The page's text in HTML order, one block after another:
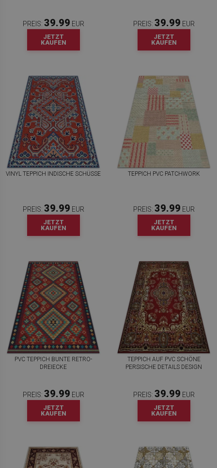
PREIS: 39.99 EUR
JETZT
KAUFEN
PREIS: 39.99 EUR
JETZT
KAUFEN
VINYL TEPPICH INDISCHE SCHÜSSE
PREIS: 39.99 EUR
JETZT
KAUFEN
TEPPICH PVC PATCHWORK
PREIS: 39.99 EUR
JETZT
KAUFEN
PVC TEPPICH BUNTE RETRO-
DREIECKE
PREIS: 39.99 EUR
JETZT
KAUFEN
TEPPICH AUF PVC SCHÖNE
PERSISCHE DETAILS DESIGN
PREIS: 39.99 EUR
JETZT
KAUFEN